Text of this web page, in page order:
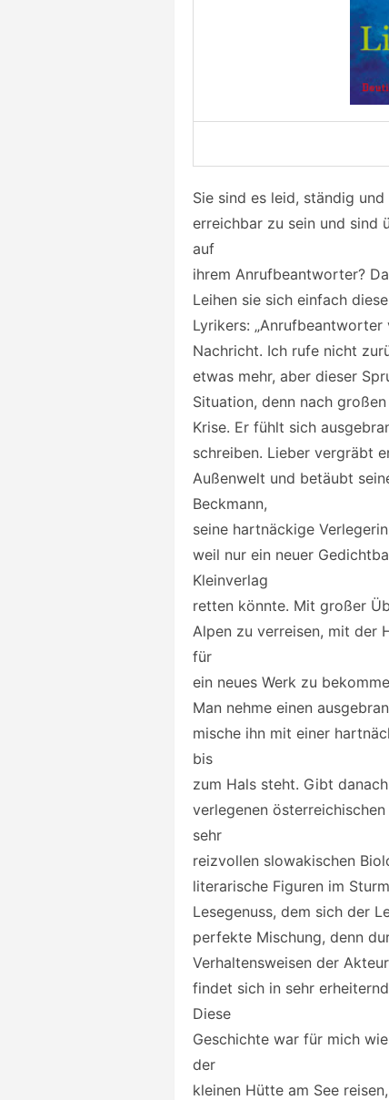
Sie sind es leid, ständig
erreichbar zu sein und sind
auf
ihrem Anrufbeantworter?
Leihen sie sich einfach
Lyrikers:
Nachricht. Ich rufe nicht
etwas mehr, aber dieser
Situation, denn nach
Krise. Er fühlt sich
schreiben. Lieber vergräbt
Außenwelt und betäubt
Beckmann,
seine hartnäckige
weil nur ein neuer
Kleinverlag
retten könnte. Mit großer
Alpen zu verreisen, mit der
für
ein neues Werk zu
Man nehme einen
mische ihn mit einer
bis
zum Hals steht. Gibt
verlegenen
sehr
reizvollen slowakischen
literarische Figuren im
Lesegenuss, dem sich der
perfekte Mischung, denn
Verhaltensweisen der
findet sich in sehr
Diese
Geschichte war für mich
der
kleinen Hütte am See